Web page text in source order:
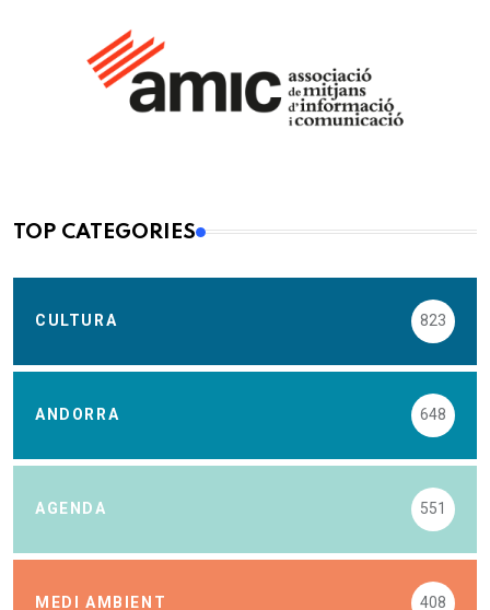
TOP CATEGORIES
CULTURA 823
ANDORRA 648
AGENDA 551
MEDI AMBIENT 408